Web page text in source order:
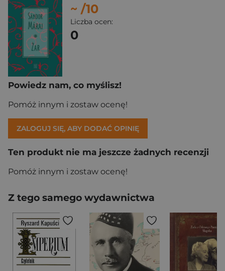
~ /10
Liczba ocen:
0
Powiedz nam, co myślisz!
Pomóż innym i zostaw ocenę!
ZALOGUJ SIĘ, ABY DODAĆ OPINIĘ
Ten produkt nie ma jeszcze żadnych recenzji
Pomóż innym i zostaw ocenę!
Z tego samego wydawnictwa